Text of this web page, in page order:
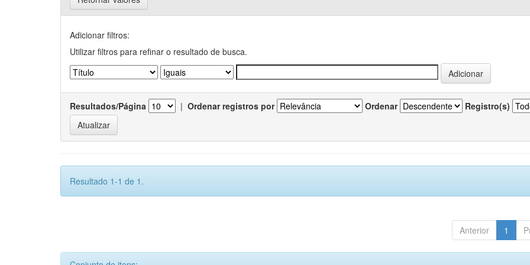
Adicionar filtros:
Utilizar filtros para refinar o resultado de busca.
Resultados/Página | Ordenar registros por Ordenar Registro(s)
Resultado 1-1 de 1.
Anterior 1